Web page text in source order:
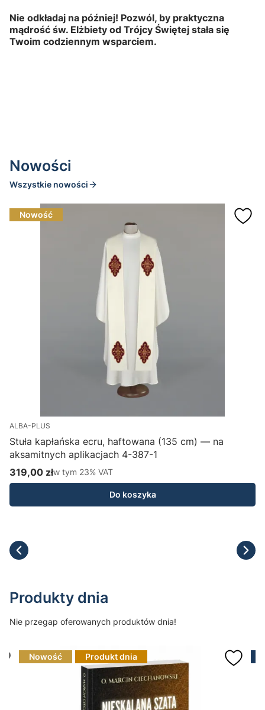
Nie odkładaj na później! Pozwól, by praktyczna
mądrość św. Elżbiety od Trójcy Świętej stała się
Twoim codziennym wsparciem.
Nowości
Wszystkie nowości
Nowość
ALBA-PLUS
Stuła kapłańska ecru, haftowana (135 cm) — na
aksamitnych aplikacjach 4-387-1
Cena brutto
319,00 złw tym %s VAT
w tym 23% VAT
Do koszyka
Produkty dnia
Nie przegap oferowanych produktów dnia!
Nowość Produkt dnia